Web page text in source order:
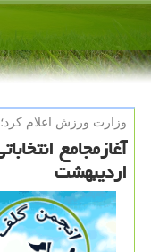
وزارت ورزش اعلام كرد؛
اردیبهشت